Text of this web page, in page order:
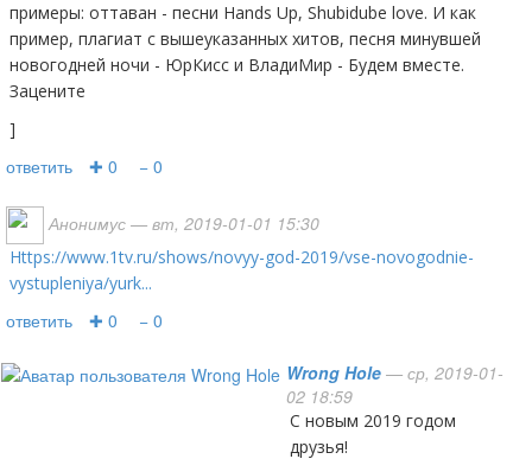
примеры: оттаван - песни Hands Up, Shubidube love. И как
пример, плагиат с вышеуказанных хитов, песня минувшей
новогодней ночи - ЮрКисс и ВладиМир - Будем вместе.
Зацените
]
ответить ✚ 0 − 0
Анонимус — вт, 2019-01-01 15:30
https://www.1tv.ru/shows/novyy-god-2019/vse-novogodnie-
vystupleniya/yurk...
ответить ✚ 0 − 0
Wrong Hole — ср, 2019-01-
02 18:59
С новым 2019 годом
друзья!